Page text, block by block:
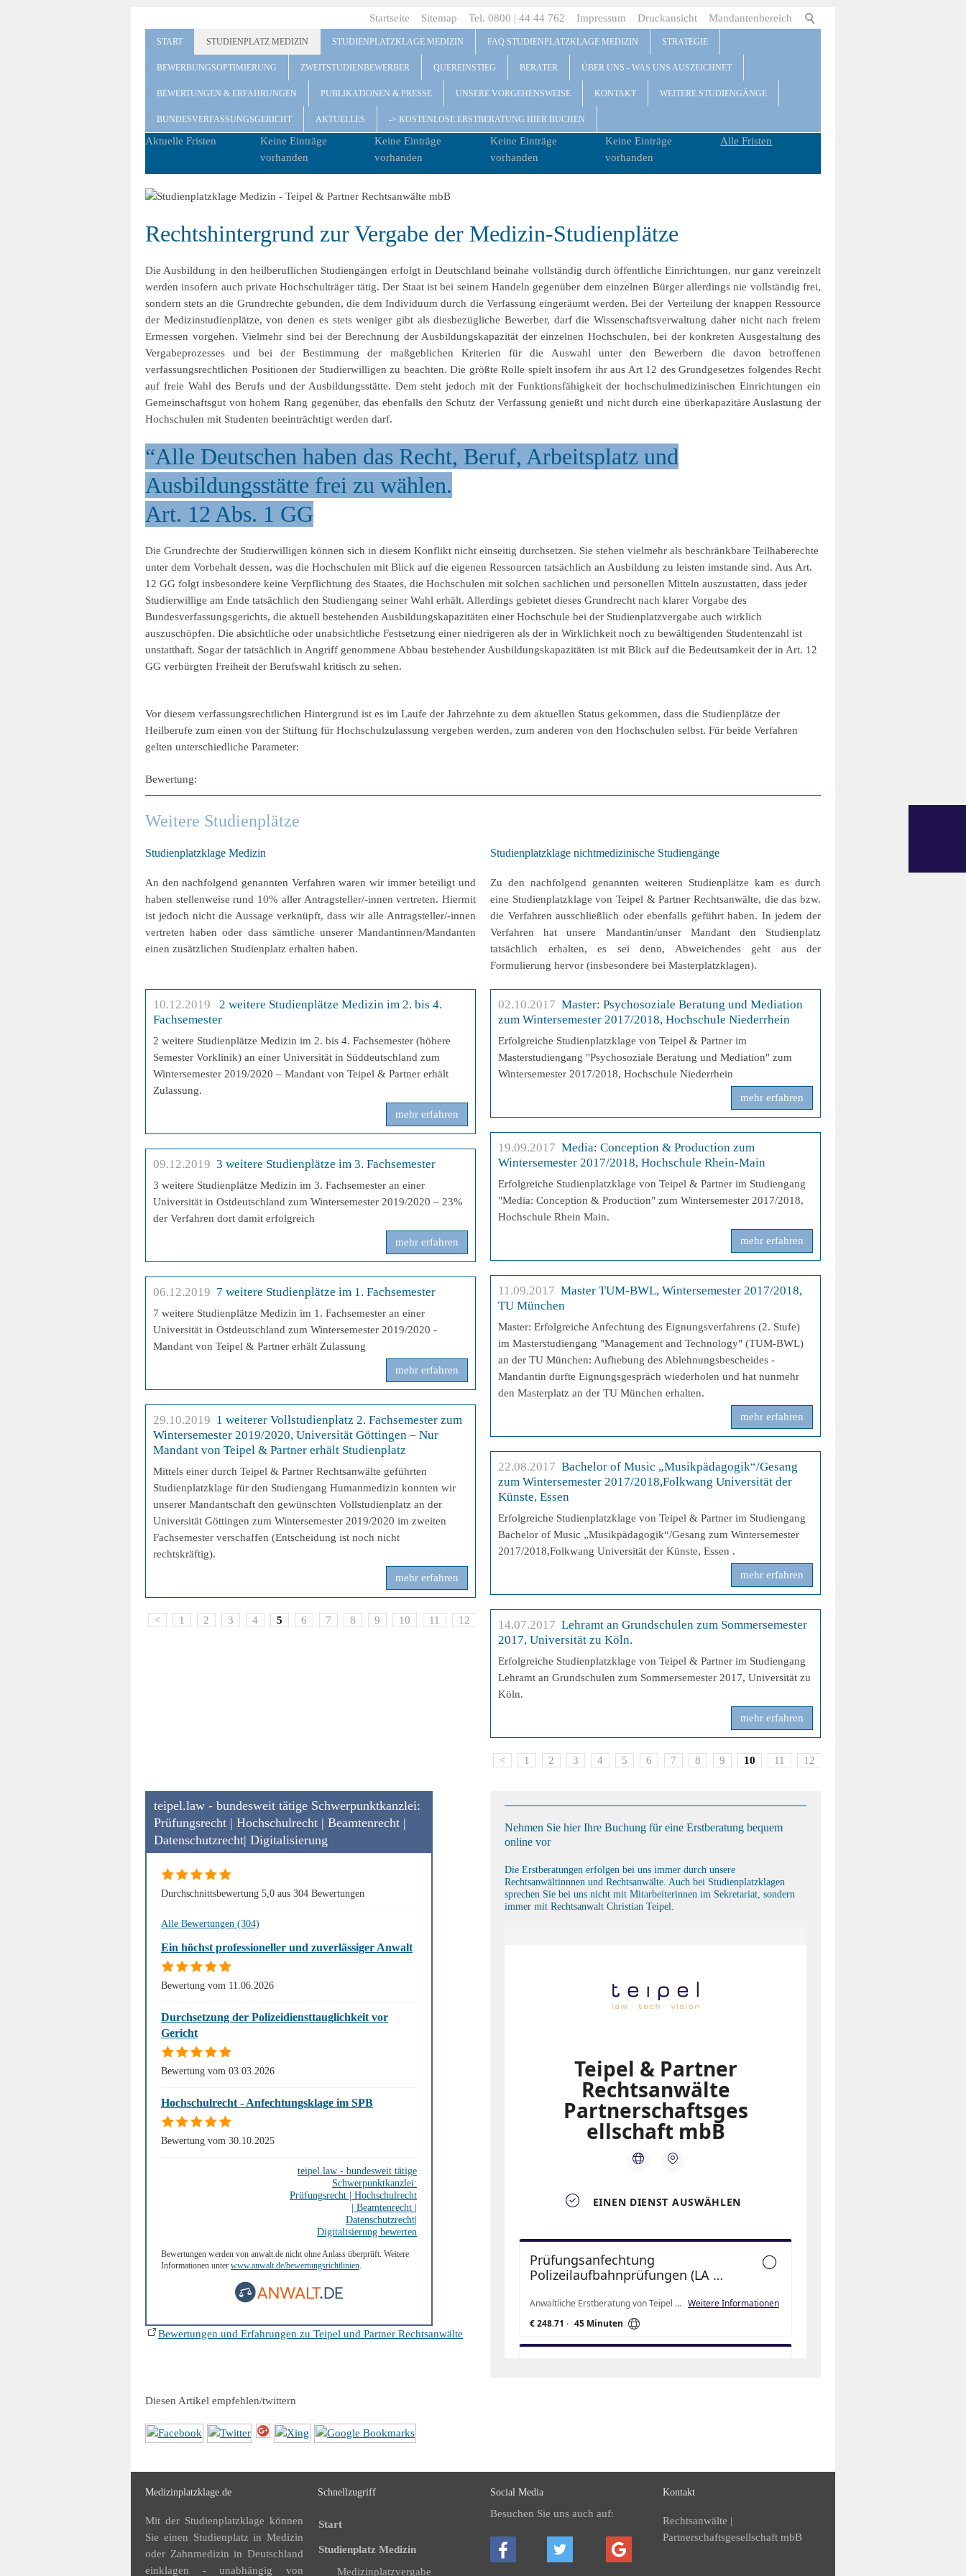
Startseite Sitemap Tel. 0800 | 44 44 762 Impressum Druckansicht Mandantenbereich
START STUDIENPLATZ MEDIZIN STUDIENPLATZKLAGE MEDIZIN FAQ STUDIENPLATZKLAGE MEDIZIN STRATEGIE
BEWERBUNGSOPTIMIERUNG ZWEITSTUDIENBEWERBER QUEREINSTIEG BERATER ÜBER UNS - WAS UNS AUSZEICHNET
BEWERTUNGEN & ERFAHRUNGEN PUBLIKATIONEN & PRESSE UNSERE VORGEHENSWEISE KONTAKT WEITERE STUDIENGÄNGE
BUNDESVERFASSUNGSGERICHT AKTUELLES -> KOSTENLOSE ERSTBERATUNG HIER BUCHEN
Aktuelle Fristen
Keine Einträge
vorhanden
Keine Einträge
vorhanden
Keine Einträge
vorhanden
Keine Einträge
vorhanden
Alle Fristen
Rechtshintergrund zur Vergabe der Medizin-Studienplätze
Die Ausbildung in den heilberuflichen Studiengängen erfolgt in Deutschland beinahe vollständig durch öffentliche Einrichtungen, nur ganz vereinzelt
werden insofern auch private Hochschulträger tätig. Der Staat ist bei seinem Handeln gegenüber dem einzelnen Bürger allerdings nie vollständig frei,
sondern stets an die Grundrechte gebunden, die dem Individuum durch die Verfassung eingeräumt werden. Bei der Verteilung der knappen Ressource
der Medizinstudienplätze, von denen es stets weniger gibt als diesbezügliche Bewerber, darf die Wissenschaftsverwaltung daher nicht nach freiem
Ermessen vorgehen. Vielmehr sind bei der Berechnung der Ausbildungskapazität der einzelnen Hochschulen, bei der konkreten Ausgestaltung des
Vergabeprozesses und bei der Bestimmung der maßgeblichen Kriterien für die Auswahl unter den Bewerbern die davon betroffenen
verfassungsrechtlichen Positionen der Studierwilligen zu beachten. Die größte Rolle spielt insofern ihr aus Art 12 des Grundgesetzes folgendes Recht
auf freie Wahl des Berufs und der Ausbildungsstätte. Dem steht jedoch mit der Funktionsfähigkeit der hochschulmedizinischen Einrichtungen ein
Gemeinschaftsgut von hohem Rang gegenüber, das ebenfalls den Schutz der Verfassung genießt und nicht durch eine überkapazitäre Auslastung der
Hochschulen mit Studenten beeinträchtigt werden darf.
“Alle Deutschen haben das Recht, Beruf, Arbeitsplatz und
Ausbildungsstätte frei zu wählen.
Art. 12 Abs. 1 GG
Die Grundrechte der Studierwilligen können sich in diesem Konflikt nicht einseitig durchsetzen. Sie stehen vielmehr als beschränkbare Teilhaberechte
unter dem Vorbehalt dessen, was die Hochschulen mit Blick auf die eigenen Ressourcen tatsächlich an Ausbildung zu leisten imstande sind. Aus Art.
12 GG folgt insbesondere keine Verpflichtung des Staates, die Hochschulen mit solchen sachlichen und personellen Mitteln auszustatten, dass jeder
Studierwillige am Ende tatsächlich den Studiengang seiner Wahl erhält. Allerdings gebietet dieses Grundrecht nach klarer Vorgabe des
Bundesverfassungsgerichts, die aktuell bestehenden Ausbildungskapazitäten einer Hochschule bei der Studienplatzvergabe auch wirklich
auszuschöpfen. Die absichtliche oder unabsichtliche Festsetzung einer niedrigeren als der in Wirklichkeit noch zu bewältigenden Studentenzahl ist
unstatthaft. Sogar der tatsächlich in Angriff genommene Abbau bestehender Ausbildungskapazitäten ist mit Blick auf die Bedeutsamkeit der in Art. 12
GG verbürgten Freiheit der Berufswahl kritisch zu sehen.
Vor diesem verfassungsrechtlichen Hintergrund ist es im Laufe der Jahrzehnte zu dem aktuellen Status gekommen, dass die Studienplätze der
Heilberufe zum einen von der Stiftung für Hochschulzulassung vergeben werden, zum anderen von den Hochschulen selbst. Für beide Verfahren
gelten unterschiedliche Parameter:
Bewertung:
Weitere Studienplätze
Studienplatzklage Medizin
An den nachfolgend genannten Verfahren waren wir immer beteiligt und
haben stellenweise rund 10% aller Antragsteller/-innen vertreten. Hiermit
ist jedoch nicht die Aussage verknüpft, dass wir alle Antragsteller/-innen
vertreten haben oder dass sämtliche unserer Mandantinnen/Mandanten
einen zusätzlichen Studienplatz erhalten haben.
Studienplatzklage nichtmedizinische Studiengänge
Zu den nachfolgend genannten weiteren Studienplätze kam es durch
eine Studienplatzklage von Teipel & Partner Rechtsanwälte, die das bzw.
die Verfahren ausschließlich oder ebenfalls geführt haben. In jedem der
Verfahren hat unsere Mandantin/unser Mandant den Studienplatz
tatsächlich erhalten, es sei denn, Abweichendes geht aus der
Formulierung hervor (insbesondere bei Masterplatzklagen).
10.12.2019
2 weitere Studienplätze Medizin im 2. bis 4.
Fachsemester
2 weitere Studienplätze Medizin im 2. bis 4. Fachsemester (höhere
Semester Vorklinik) an einer Universität in Süddeutschland zum
Wintersemester 2019/2020 – Mandant von Teipel & Partner erhält
Zulassung.
mehr erfahren
09.12.2019 3 weitere Studienplätze im 3. Fachsemester
3 weitere Studienplätze Medizin im 3. Fachsemester an einer
Universität in Ostdeutschland zum Wintersemester 2019/2020 – 23%
der Verfahren dort damit erfolgreich
mehr erfahren
06.12.2019 7 weitere Studienplätze im 1. Fachsemester
7 weitere Studienplätze Medizin im 1. Fachsemester an einer
Universität in Ostdeutschland zum Wintersemester 2019/2020 -
Mandant von Teipel & Partner erhält Zulassung
mehr erfahren
29.10.2019 1 weiterer Vollstudienplatz 2. Fachsemester zum
Wintersemester 2019/2020, Universität Göttingen – Nur
Mandant von Teipel & Partner erhält Studienplatz
Mittels einer durch Teipel & Partner Rechtsanwälte geführten
Studienplatzklage für den Studiengang Humanmedizin konnten wir
unserer Mandantschaft den gewünschten Vollstudienplatz an der
Universität Göttingen zum Wintersemester 2019/2020 im zweiten
Fachsemester verschaffen (Entscheidung ist noch nicht
rechtskräftig).
mehr erfahren
< 1 2 3 4 5 6 7 8 9 10 11 12 13 14 15
02.10.2017 Master: Psychosoziale Beratung und Mediation
zum Wintersemester 2017/2018, Hochschule Niederrhein
Erfolgreiche Studienplatzklage von Teipel & Partner im
Masterstudiengang "Psychosoziale Beratung und Mediation" zum
Wintersemester 2017/2018, Hochschule Niederrhein
mehr erfahren
19.09.2017 Media: Conception & Production zum
Wintersemester 2017/2018, Hochschule Rhein-Main
Erfolgreiche Studienplatzklage von Teipel & Partner im Studiengang
"Media: Conception & Production" zum Wintersemester 2017/2018,
Hochschule Rhein Main.
mehr erfahren
11.09.2017 Master TUM-BWL, Wintersemester 2017/2018,
TU München
Master: Erfolgreiche Anfechtung des Eignungsverfahrens (2. Stufe)
im Masterstudiengang "Management and Technology" (TUM-BWL)
an der TU München: Aufhebung des Ablehnungsbescheides -
Mandantin durfte Eignungsgespräch wiederholen und hat nunmehr
den Masterplatz an der TU München erhalten.
mehr erfahren
22.08.2017 Bachelor of Music „Musikpädagogik“/Gesang
zum Wintersemester 2017/2018,Folkwang Universität der
Künste, Essen
Erfolgreiche Studienplatzklage von Teipel & Partner im Studiengang
Bachelor of Music „Musikpädagogik“/Gesang zum Wintersemester
2017/2018,Folkwang Universität der Künste, Essen .
mehr erfahren
14.07.2017 Lehramt an Grundschulen zum Sommersemester
2017, Universität zu Köln.
Erfolgreiche Studienplatzklage von Teipel & Partner im Studiengang
Lehramt an Grundschulen zum Sommersemester 2017, Universität zu
Köln.
mehr erfahren
< 1 2 3 4 5 6 7 8 9 10 11 12
teipel.law - bundesweit tätige Schwerpunktkanzlei:
Prüfungsrecht | Hochschulrecht | Beamtenrecht |
Datenschutzrecht| Digitalisierung
Durchschnittsbewertung 5,0 aus 304 Bewertungen
Alle Bewertungen (304)
Ein höchst professioneller und zuverlässiger Anwalt
Bewertung vom 11.06.2026
Durchsetzung der Polizeidiensttauglichkeit vor
Gericht
Bewertung vom 03.03.2026
Hochschulrecht - Anfechtungsklage im SPB
Bewertung vom 30.10.2025
teipel.law - bundesweit tätige
Schwerpunktkanzlei:
Prüfungsrecht | Hochschulrecht
| Beamtenrecht |
Datenschutzrecht|
Digitalisierung bewerten
Bewertungen werden von anwalt.de nicht ohne Anlass überprüft. Weitere
Informationen unter www.anwalt.de/bewertungsrichtlinien.
Bewertungen und Erfahrungen zu Teipel und Partner Rechtsanwälte
Nehmen Sie hier Ihre Buchung für eine Erstberatung bequem
online vor
Die Erstberatungen erfolgen bei uns immer durch unsere
Rechtsanwältinnnen und Rechtsanwälte. Auch bei Studienplatzklagen
sprechen Sie bei uns nicht mit Mitarbeiterinnen im Sekretariat, sondern
immer mit Rechtsanwalt Christian Teipel.
Diesen Artikel empfehlen/twittern
Medizinplatzklage.de
Mit der Studienplatzklage können
Sie einen Studienplatz in Medizin
oder Zahnmedizin in Deutschland
einklagen - unabhängig von
Schnellzugriff
Start
Studienplatz Medizin
Medizinplatzvergabe
Social Media
Besuchen Sie uns auch auf:
Kontakt
Rechtsanwälte |
Partnerschaftsgesellschaft mbB